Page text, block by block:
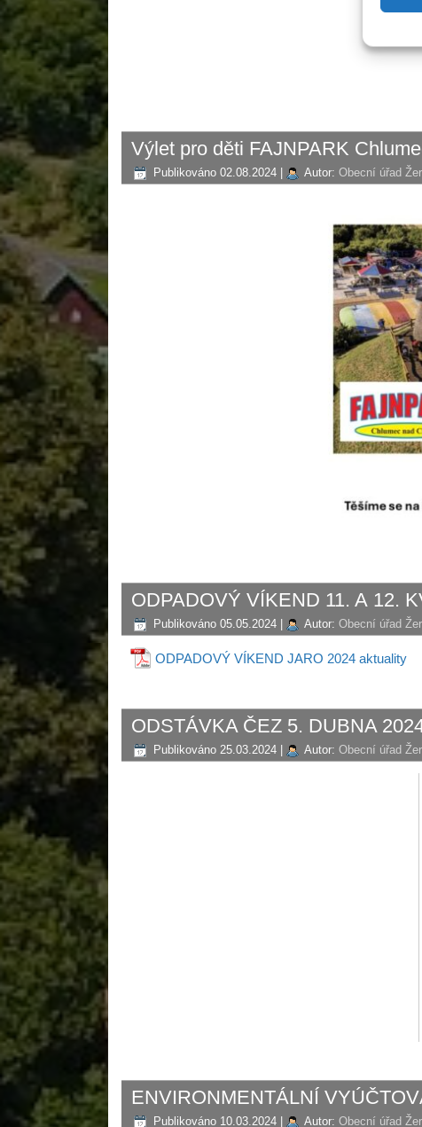
Výlet pro děti FAJNPARK
Publikováno 02.08.2024 Autor: Obecní úřad
ODPADOVÝ VÍKEND 11. A 12.
Publikováno 05.05.2024 Autor: Obecní úřad
ODPADOVÝ VÍKEND JARO 2024 aktuality
ODSTÁVKA ČEZ 5. DUBNA
Publikováno 25.03.2024 Autor: Obecní úřad
ENVIRONMENTÁLNÍ
Publikováno 10.03.2024 Autor: Obecní úřad